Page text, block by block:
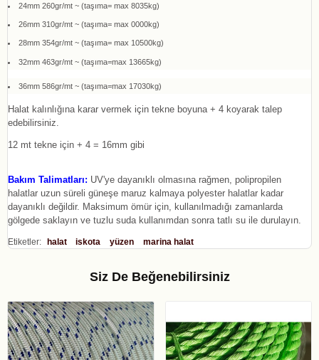
24mm 260gr/mt ~ (taşıma= max 8035kg)
26mm 310gr/mt ~ (taşıma= max 0000kg)
28mm 354gr/mt ~ (taşıma= max 10500kg)
32mm 463gr/mt ~ (taşıma=max 13665kg)
36mm 586gr/mt ~ (taşıma=max 17030kg)
Halat kalınlığına karar vermek için tekne boyuna + 4 koyarak talep
edebilirsiniz.
12 mt tekne için + 4 = 16mm gibi
Bakım Talimatları: UV'ye dayanıklı olmasına rağmen, polipropilen
halatlar uzun süreli güneşe maruz kalmaya polyester halatlar kadar
dayanıklı değildir. Maksimum ömür için, kullanılmadığı zamanlarda
gölgede saklayın ve tuzlu suda kullanımdan sonra tatlı su ile durulayın.
Etiketler: halat iskota yüzen marina halat
Siz De Beğenebilirsiniz